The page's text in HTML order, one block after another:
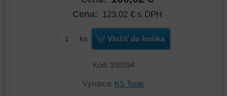
Cena: 123,02 € s DPH
ks Vložiť do košíka
Kód: 100394
Výrobca: KS Tools